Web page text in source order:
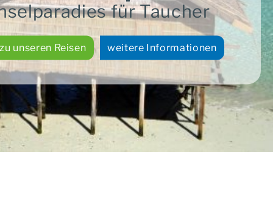
für Taucher
unseren Reisen weitere Informationen